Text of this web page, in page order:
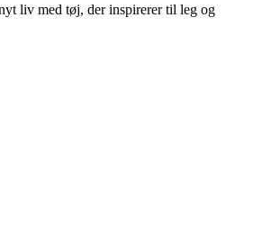
liv med tøj, der inspirerer til leg og